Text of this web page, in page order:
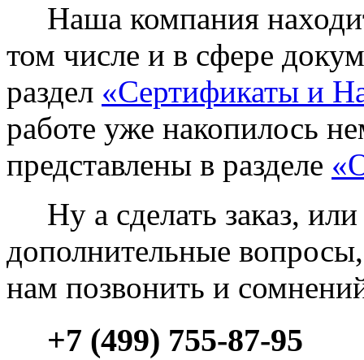
Наша компания
том числе и в сфере
раздел «Сертификаты и
работе уже накопилось
представлены в разделе
Ну а сделать заказ, или
дополнительные вопросы,
нам позвонить и
+7 (499) 755-87-95